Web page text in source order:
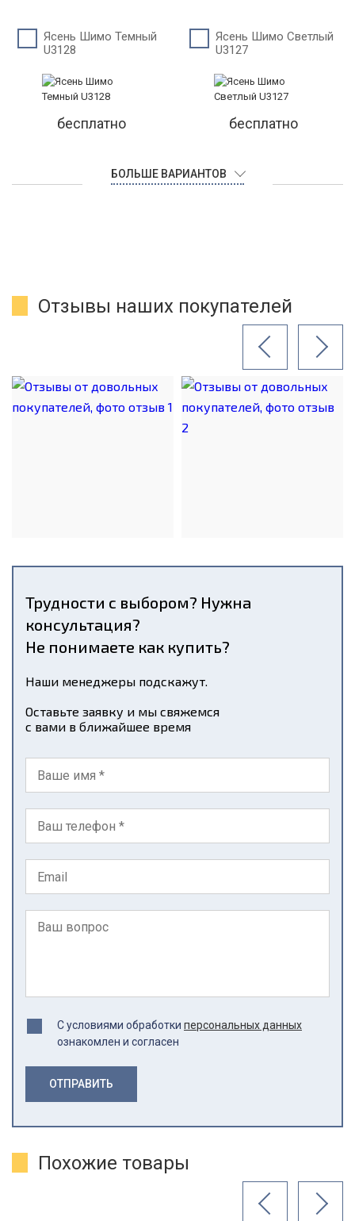
Ясень Шимо Темный
U3128
бесплатно
Ясень Шимо Светлый
U3127
бесплатно
БОЛЬШЕ ВАРИАНТОВ
Отзывы наших покупателей
Трудности с выбором? Нужна
консультация?
Не понимаете как купить?
Наши менеджеры подскажут.
Оставьте заявку и мы свяжемся
с вами в ближайшее время
С условиями обработки персональных данных
ознакомлен и согласен
ОТПРАВИТЬ
Похожие товары